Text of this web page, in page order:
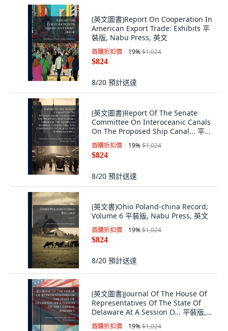
(英文圖書)Report On Cooperation In
American Export Trade: Exhibits 平
裝版, Nabu Press, 英文
首購折扣價 19%$1,024
$824
8/20 預計送達
(英文圖書)Report Of The Senate
Committee On Interoceanic Canals
On The Proposed Ship Canal... 平裝
版, Nabu Press, 英文
首購折扣價 19%$1,024
$824
8/20 預計送達
(英文書)Ohio Poland-china Record;
Volume 6 平裝版, Nabu Press, 英文
首購折扣價 19%$1,024
$824
8/20 預計送達
(英文圖書)Journal Of The House Of
Representatives Of The State Of
Delaware At A Session O... 平裝版,
Nabu Press, 英文
首購折扣價 19%$1,024